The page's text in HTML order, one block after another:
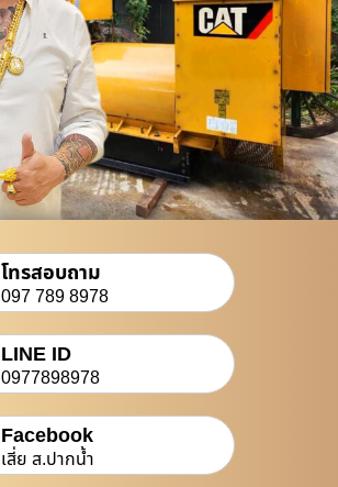
โทรสอบถาม
097 789 8978
LINE ID
0977898978
Facebook
เสี่ย ส.ปากน้ำ